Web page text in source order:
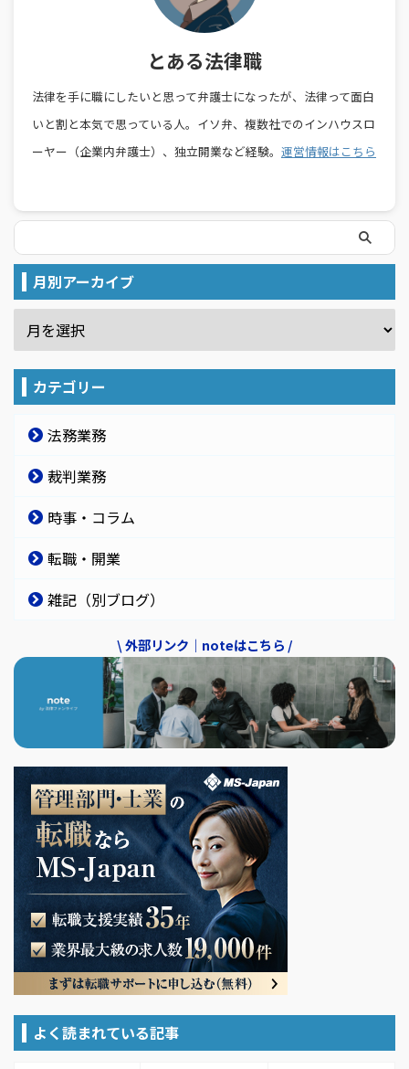
とある法律職
法律を手に職にしたいと思って弁護士になったが、法律って面白
いと割と本気で思っている人。イソ弁、複数社でのインハウスロ
ーヤー（企業内弁護士）、独立開業など経験。 運営情報はこちら
月別アーカイブ
カテゴリー
法務業務
裁判業務
時事・コラム
転職・開業
雑記（別ブログ）
\ 外部リンク｜noteはこちら /
よく読まれている記事